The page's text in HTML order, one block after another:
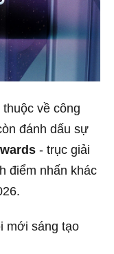
về công
đánh dấu sự
- trục giải
điểm nhấn khác
mới sáng tạo